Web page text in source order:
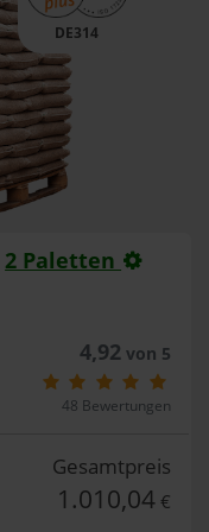
DE314
2 Paletten
4,92von 5
48 Bewertungen
Gesamtpreis
1.010,04 €